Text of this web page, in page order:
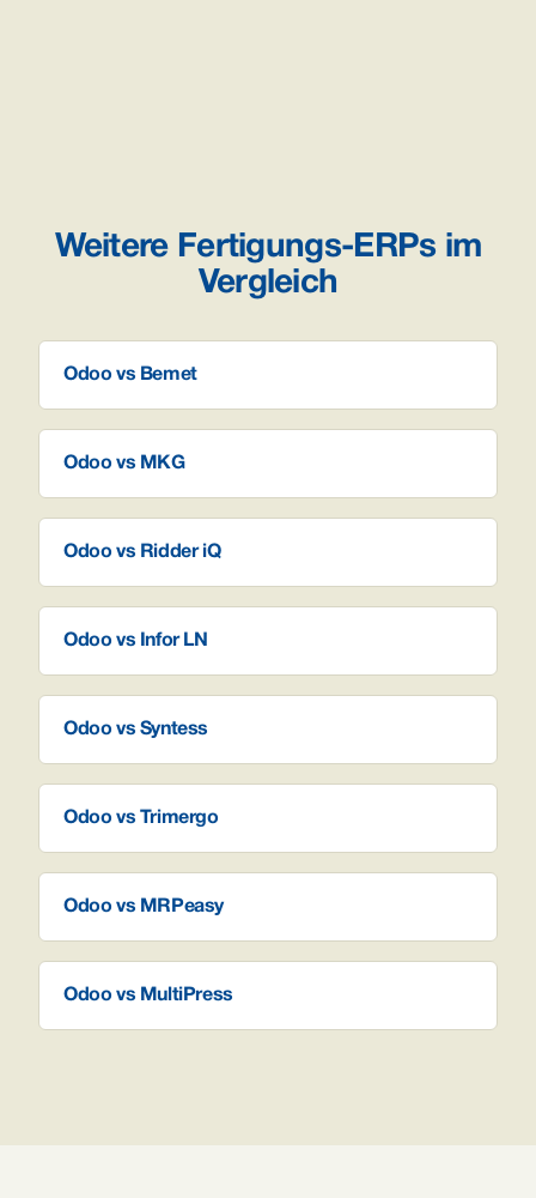
Weitere Fertigungs-ERPs im
Vergleich
Odoo vs Bemet
Odoo vs MKG
Odoo vs Ridder iQ
Odoo vs Infor LN
Odoo vs Syntess
Odoo vs Trimergo
Odoo vs MRPeasy
Odoo vs MultiPress